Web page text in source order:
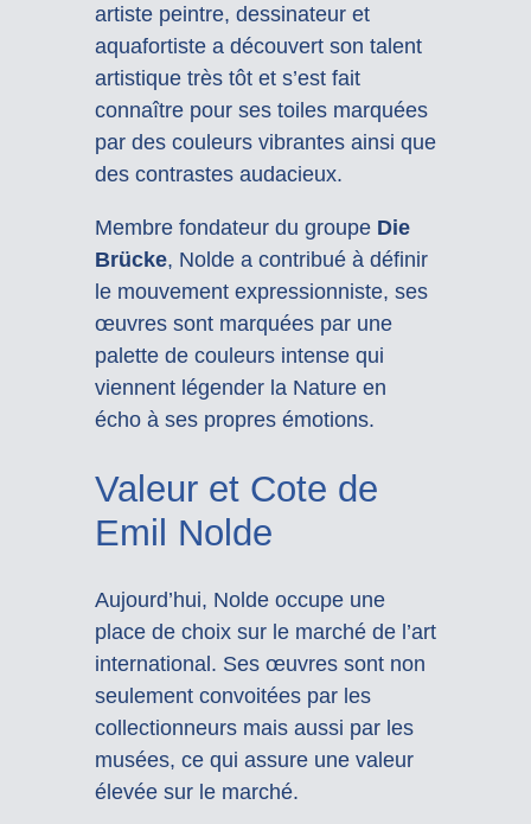
artiste peintre, dessinateur et
aquafortiste a découvert son talent
artistique très tôt et s’est fait
connaître pour ses toiles marquées
par des couleurs vibrantes ainsi que
des contrastes audacieux.
Membre fondateur du groupe Die
Brücke, Nolde a contribué à définir
le mouvement expressionniste, ses
œuvres sont marquées par une
palette de couleurs intense qui
viennent légender la Nature en
écho à ses propres émotions.
Valeur et Cote de
Emil Nolde
Aujourd’hui, Nolde occupe une
place de choix sur le marché de l’art
international. Ses œuvres sont non
seulement convoitées par les
collectionneurs mais aussi par les
musées, ce qui assure une valeur
élevée sur le marché.